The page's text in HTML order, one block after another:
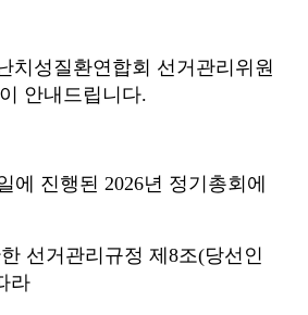
치성질환연합회 선거관리위원
안내드립니다.
에 진행된 2026년 정기총회에
선거관리규정 제 8조(당선인
라